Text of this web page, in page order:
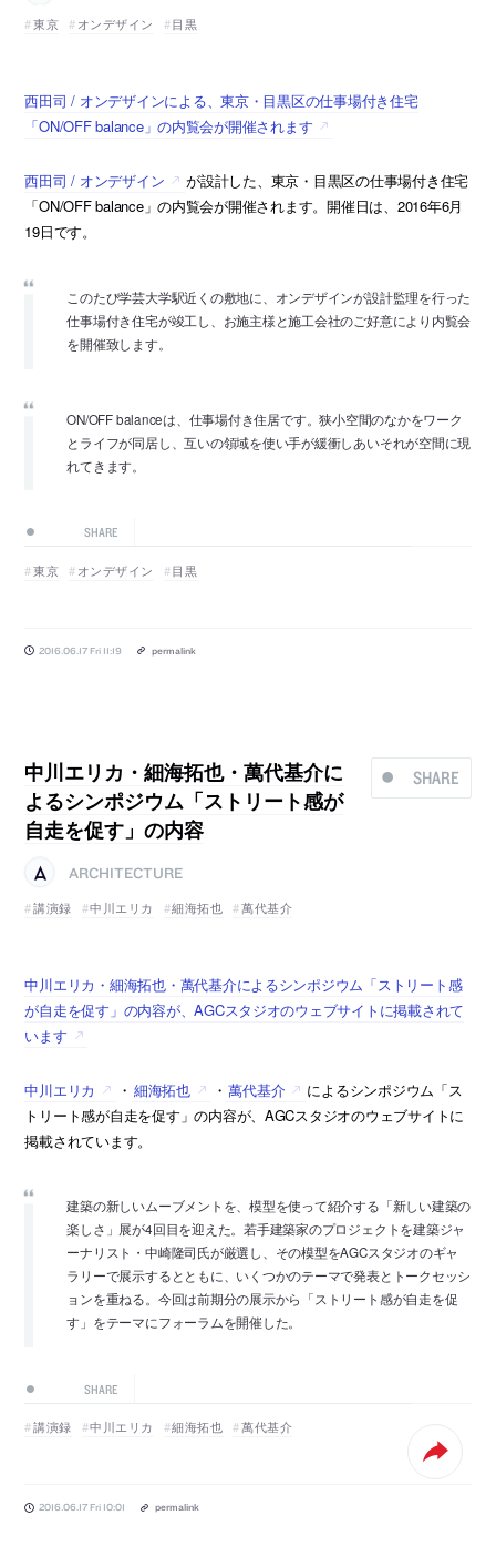
東京
オンデザイン 目黒
西田司 / オンデザインによる、東京・目黒区の仕事場付き住宅
「ON/OFF balance」の内覧会が開催されます
西田司 / オンデザイン
が設計した、東京・目黒区の仕事場付き住宅
「ON/OFF balance」の内覧会が開催されます。開催日は、2016年6月
19日です。
このたび学芸大学駅近くの敷地に、オンデザインが設計監理を行った
仕事場付き住宅が竣工し、お施主様と施工会社のご好意により内覧会
を開催致します。
ON/OFF balanceは、仕事場付き住居です。狭小空間のなかをワーク
とライフが同居し、互いの領域を使い手が緩衝しあいそれが空間に現
れてきます。
SHARE
東京 オンデザイン 目黒
2016.06.17 Fri 11:19 permalink
SHARE
中川エリカ・細海拓也・萬代基介に
よるシンポジウム「ストリート感が
自走を促す」の内容
ARCHITECTURE
講演録
中川エリカ 細海拓也 萬代基介
中川エリカ・細海拓也・萬代基介によるシンポジウム「ストリート感
が自走を促す」の内容が、AGCスタジオのウェブサイトに掲載されて
います
中川エリカ ・ 細海拓也 ・ 萬代基介
によるシンポジウム「ス
トリート感が自走を促す」の内容が、AGCスタジオのウェブサイトに
掲載されています。
建築の新しいムーブメントを、模型を使って紹介する「新しい建築の
楽しさ」展が4回目を迎えた。若手建築家のプロジェクトを建築ジャ
ーナリスト・中崎隆司氏が厳選し、その模型をAGCスタジオのギャ
ラリーで展示するとともに、いくつかのテーマで発表とトークセッシ
ョンを重ねる。今回は前期分の展示から「ストリート感が自走を促
す」をテーマにフォーラムを開催した。
SHARE
講演録 中川エリカ 細海拓也 萬代基介
2016.06.17 Fri 10:01 permalink